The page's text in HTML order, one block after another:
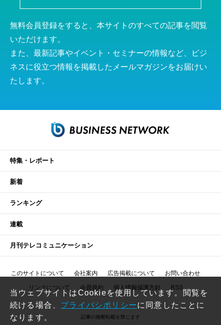
無料会員登録をすると、本サイトのすべての記事を閲覧
いただけます。
また、最新記事やイベント・セミナーの情報など、ビジ
ネスに役立つ情報を掲載したメールマガジンをお届けい
たします。
特集・レポート
新着
ランキング
連載
月刊テレコミュニケーション
このサイトについて 会社案内 広告掲載について お問い合わせ
リンクについて 会員規約 個人情報保護方針 RSS
記事の無断転載を禁じます
当ウェブサイトはCookieを使用しています。閲覧を
続ける場合、 プライバシポリシーに同意したことに
なります。